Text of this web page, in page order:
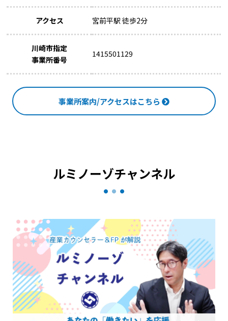
アクセス 宮前平駅 徒歩2分
川崎市指定
事業所番号
1415501129
事業所案内/アクセスはこちら
ルミノーゾチャンネル